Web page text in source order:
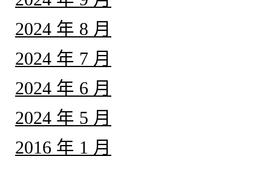
2024 年 8 月
2024 年 7 月
2024 年 6 月
2024 年 5 月
2016 年 1 月